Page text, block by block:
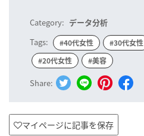
Category: データ分析
Tags:
#40代女性 #30代女性
#20代女性
#美容
Share:
マイページに記事を保存